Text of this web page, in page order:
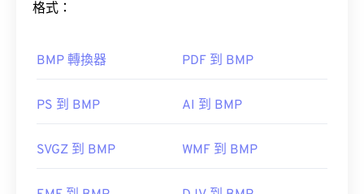
Photoshop Lightroom (Lightroom)
darktable
ACDSee Photo
Manager
Corel PaintShop
首次發布：1996
BMP 檔案可以是設備相關的，也可以是設備無關
Microsoft Paint
DIB
格式：
BMP 轉換器 PDF 到 BMP
PS 到 BMP AI 到 BMP
SVGZ 到 BMP WMF 到 BMP